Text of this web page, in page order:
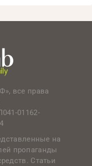
все права
01162-
на
пропаганды
Статьи